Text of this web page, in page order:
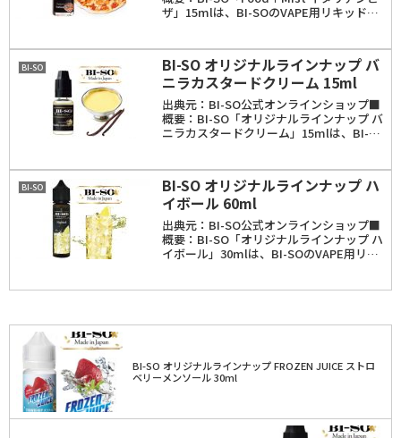
ザ」15mlは、BI-SOのVAPE用リキッド。
チーズが香るリアルピ...
BI-SO
BI-SO オリジナルラインナップ バ
ニラカスタードクリーム 15ml
出典元：BI-SO公式オンラインショップ■
概要：BI-SO「オリジナルラインナップ バ
ニラカスタードクリーム」15mlは、BI-SO
フレーバーのブレンド。容量は...
BI-SO
BI-SO オリジナルラインナップ ハ
イボール 60ml
出典元：BI-SO公式オンラインショップ■
概要：BI-SO「オリジナルラインナップ ハ
イボール」30mlは、BI-SOのVAPE用リキ
15ml・30ml・60ml。こ...
BI-SO オリジナルラインナップ FROZEN JUICE ストロ
ベリーメンソール 30ml